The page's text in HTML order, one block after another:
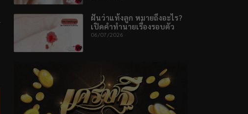
ฝันว่าแท้งลูก หมายถึงอะไร?
เปิดคำทำนายเรื่องรอบตัว
06/07/2026